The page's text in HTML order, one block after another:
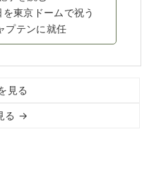
を東京ドームで祝う
プテンに就任
見る
る →